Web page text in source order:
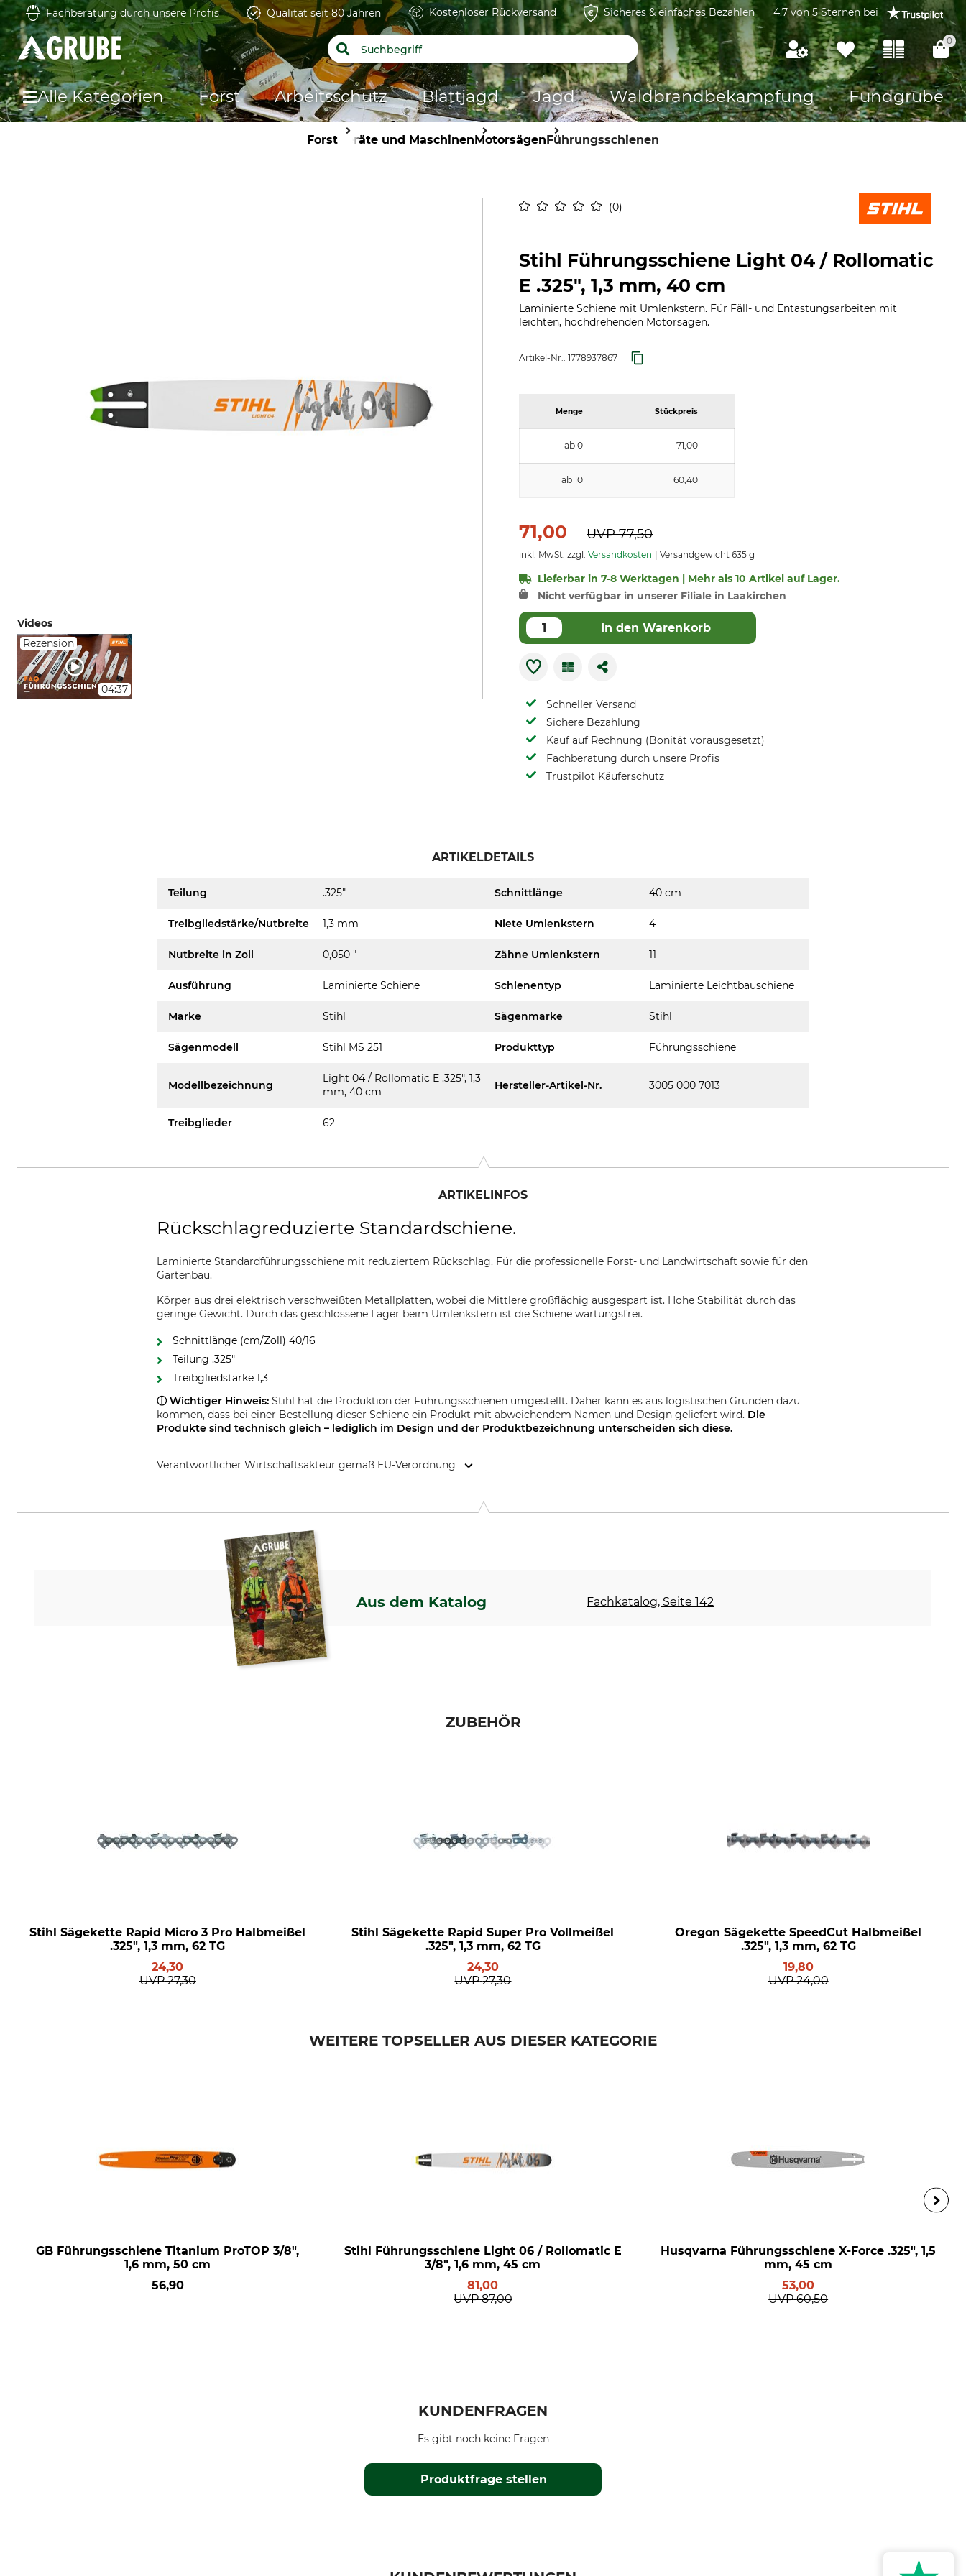
Fachberatung durch unsere Profis Qualität seit 80 Jahren Kostenloser Rückversand Sicheres & einfaches Bezahlen 4.7 von 5 Sternen bei
0
Alle Kategorien Forst Arbeitsschutz Blattjagd Jagd Waldbrandbekämpfung Fundgrube
Forst Geräte und MaschinenMotorsägenFührungsschienen
0
Videos
Rezension
04:37
Stihl Führungsschiene Light 04 / Rollomatic
E .325", 1,3 mm, 40 cm
Laminierte Schiene mit Umlenkstern. Für Fäll- und Entastungsarbeiten mit
leichten, hochdrehenden Motorsägen.
Artikel-Nr.: 1778937867
Menge Stückpreis
ab 0 71,00
ab 10 60,40
71,00 UVP77,50
inkl. MwSt. zzgl. Versandkosten Versandgewicht 635 g
Lieferbar in 7-8 Werktagen | Mehr als 10 Artikel auf Lager.
Nicht verfügbar in unserer Filiale in Laakirchen
In den Warenkorb
Schneller Versand
Sichere Bezahlung
Kauf auf Rechnung (Bonität vorausgesetzt)
Fachberatung durch unsere Profis
Trustpilot Käuferschutz
ARTIKELDETAILS
Teilung .325" Schnittlänge 40 cm
Treibgliedstärke/Nutbreite 1,3 mm Niete Umlenkstern 4
Nutbreite in Zoll 0,050 " Zähne Umlenkstern 11
Ausführung Laminierte Schiene Schienentyp Laminierte Leichtbauschiene
Marke Stihl Sägenmarke Stihl
Sägenmodell Stihl MS 251 Produkttyp Führungsschiene
Modellbezeichnung
Light 04 / Rollomatic E .325", 1,3
mm, 40 cm
Hersteller-Artikel-Nr. 3005 000 7013
Treibglieder 62
ARTIKELINFOS
Rückschlagreduzierte Standardschiene.
Laminierte Standardführungsschiene mit reduziertem Rückschlag. Für die professionelle Forst- und Landwirtschaft sowie für den
Gartenbau.
Körper aus drei elektrisch verschweißten Metallplatten, wobei die Mittlere großflächig ausgespart ist. Hohe Stabilität durch das
geringe Gewicht. Durch das geschlossene Lager beim Umlenkstern ist die Schiene wartungsfrei.
Schnittlänge (cm/Zoll) 40/16
Teilung .325"
Treibgliedstärke 1,3
ⓘ Wichtiger Hinweis: Stihl hat die Produktion der Führungsschienen umgestellt. Daher kann es aus logistischen Gründen dazu
kommen, dass bei einer Bestellung dieser Schiene ein Produkt mit abweichendem Namen und Design geliefert wird. Die
Produkte sind technisch gleich – lediglich im Design und der Produktbezeichnung unterscheiden sich diese.
Verantwortlicher Wirtschaftsakteur gemäß EU-Verordnung
Aus dem Katalog Fachkatalog, Seite 142
ZUBEHÖR
Stihl Sägekette Rapid Micro 3 Pro Halbmeißel
.325", 1,3 mm, 62 TG
24,30
UVP 27,30
Stihl Sägekette Rapid Super Pro Vollmeißel
.325", 1,3 mm, 62 TG
24,30
UVP 27,30
Oregon Sägekette SpeedCut Halbmeißel
.325", 1,3 mm, 62 TG
19,80
UVP 24,00
WEITERE TOPSELLER AUS DIESER KATEGORIE
GB Führungsschiene Titanium ProTOP 3/8",
1,6 mm, 50 cm
56,90
Stihl Führungsschiene Light 06 / Rollomatic E
3/8", 1,6 mm, 45 cm
81,00
UVP 87,00
Husqvarna Führungsschiene X-Force .325", 1,5
mm, 45 cm
53,00
UVP 60,50
KUNDENFRAGEN
Produktfrage stellen
Es gibt noch keine Fragen